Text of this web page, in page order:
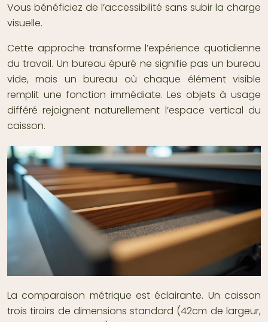
Vous bénéficiez de l’accessibilité sans subir la charge
visuelle.
Cette approche transforme l’expérience quotidienne
du travail. Un bureau épuré ne signifie pas un bureau
vide, mais un bureau où chaque élément visible
remplit une fonction immédiate. Les objets à usage
différé rejoignent naturellement l’espace vertical du
caisson.
La comparaison métrique est éclairante. Un caisson
trois tiroirs de dimensions standard (42cm de largeur,